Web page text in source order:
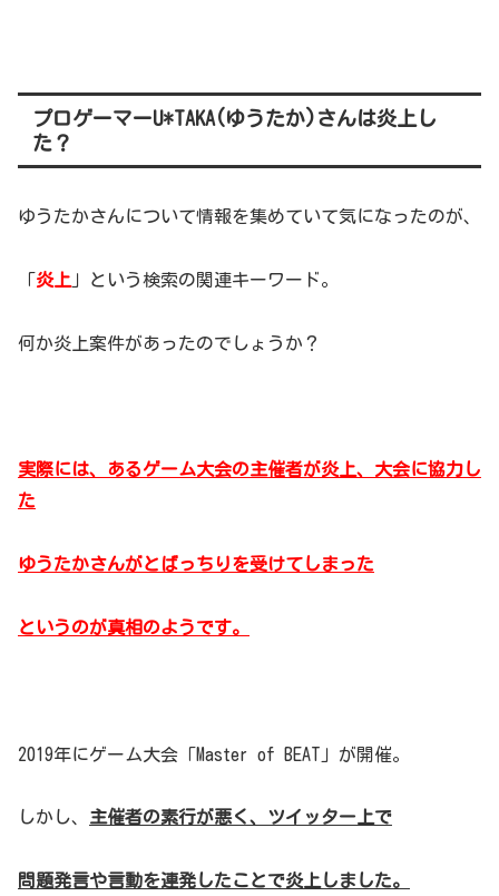
プロゲーマーU*TAKA(ゆうたか)さんは炎上し
た？
ゆうたかさんについて情報を集めていて気になったのが、
「炎上 」という検索の関連キーワード。
何か炎上案件があったのでしょうか？
実際には、あるゲーム大会の主催者が炎上、大会に協力し
た
ゆうたかさんがとばっちりを受けてしまった
というのが真相のようです。
2019年にゲーム大会「Master of BEAT」が開催。
しかし、 主催者の素行が悪く、ツイッター上で
問題発言や言動を連発したことで炎上しました。